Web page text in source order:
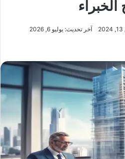
الخبراء
آخر تحديث: يوليو 6, 2026